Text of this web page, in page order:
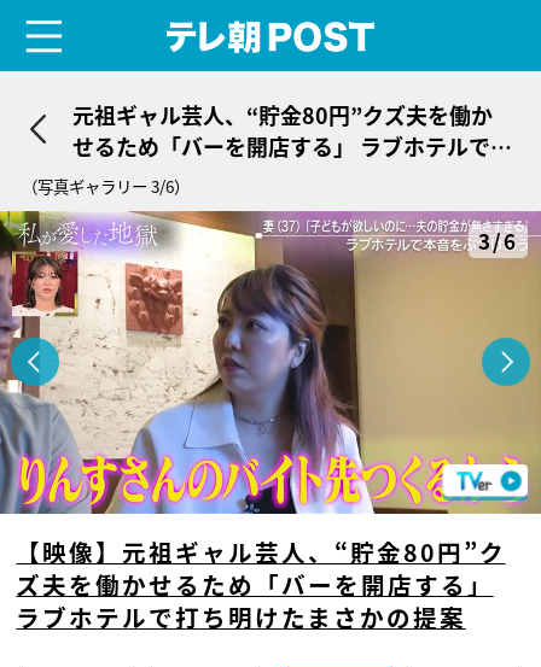
元祖ギャル芸人、“貯金80円”クズ夫を働か
せるため「バーを開店する」 ラブホテルで打
ち明けたまさかの提案
（写真ギャラリー 3/6）
3/6
【映像】元祖ギャル芸人、“貯金80円”ク
ズ夫を働かせるため「バーを開店する」
ラブホテルで打ち明けたまさかの提案